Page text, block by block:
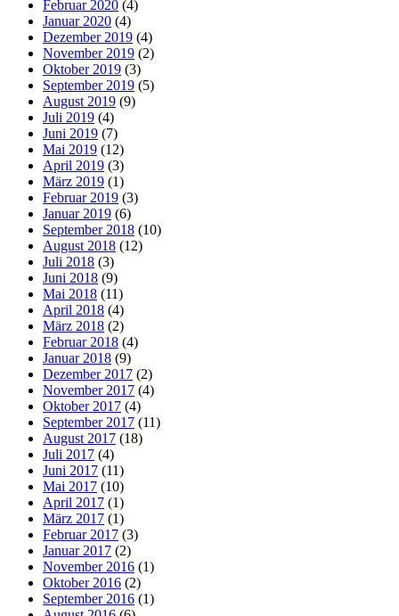
Februar 2020 (4)
Januar 2020 (4)
Dezember 2019 (4)
November 2019 (2)
Oktober 2019 (3)
September 2019 (5)
August 2019 (9)
Juli 2019 (4)
Juni 2019 (7)
Mai 2019 (12)
April 2019 (3)
März 2019 (1)
Februar 2019 (3)
Januar 2019 (6)
September 2018 (10)
August 2018 (12)
Juli 2018 (3)
Juni 2018 (9)
Mai 2018 (11)
April 2018 (4)
März 2018 (2)
Februar 2018 (4)
Januar 2018 (9)
Dezember 2017 (2)
November 2017 (4)
Oktober 2017 (4)
September 2017 (11)
August 2017 (18)
Juli 2017 (4)
Juni 2017 (11)
Mai 2017 (10)
April 2017 (1)
März 2017 (1)
Februar 2017 (3)
Januar 2017 (2)
November 2016 (1)
Oktober 2016 (2)
September 2016 (1)